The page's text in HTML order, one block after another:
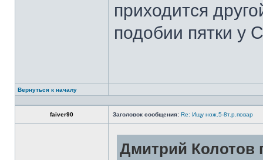
приходится
подобии пятки у
Вернуться к началу
faiver90 Заголовок сообщения: Re: Ищу нож.5-8т.р.повар
Дмитрий Колотов